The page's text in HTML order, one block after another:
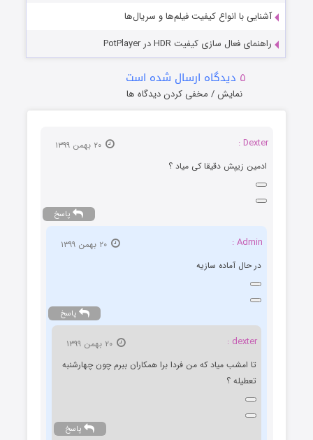
آشنایی با انواع کیفیت فیلم‌ها و سریال‌ها
راهنمای فعال سازی کیفیت HDR در PotPlayer
۵ دیدگاه ارسال شده است
نمایش / مخفی کردن دیدگاه ها
Dexter :
ادمین زیپش دقیقا کی میاد ؟
پاسخ
Admin :
در حال آماده سازیه
پاسخ
dexter :
۲۰ بهمن ۱۳۹۹
تا امشب میاد که من فردا برا همکاران ببرم چون چهارشنبه
تعطیله ؟
پاسخ